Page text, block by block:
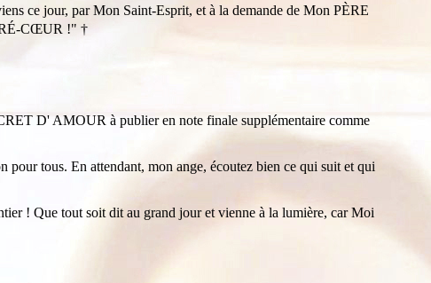
ce jour, par Mon Saint-Esprit, et à la demande de Mon PÈRE
CŒUR !" †
D' AMOUR à publier en note finale supplémentaire comme
tous. En attendant, mon ange, écoutez bien ce qui suit et qui
! Que tout soit dit au grand jour et vienne à la lumière, car Moi